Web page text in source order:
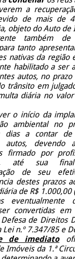
a
de mais de
objeto do Auto de
também de
tanto
nativas da região
habilitado a ser
autos, no
trânsito em
diária no
o início da
ambiental no
dias a contar
autos, devendo
firmado por
até sua
de seu
destes prazos
de R$ 1.000,00
eventualmente
convertidas
de Direitos
Lei n.º 7.347/85 e
de imediato
Imóveis da 1.ª